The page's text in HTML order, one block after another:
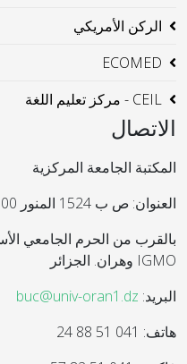
الركن الأمريكي
ECOMED
CEIL - مركز تعليم اللغة
الاتصال
المكتبة الجامعة المركزية
العنوان: ص ب 1524 المنور 31000 وهران
بالقرب من الحرم الجامعي
IGMO وهران. الجزائر
البريد: buc@univ-oran1.dz
هاتف: 041 51 88 24